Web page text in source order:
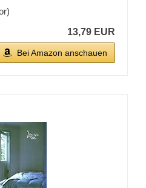
13,79 EUR
Bei Amazon anschauen